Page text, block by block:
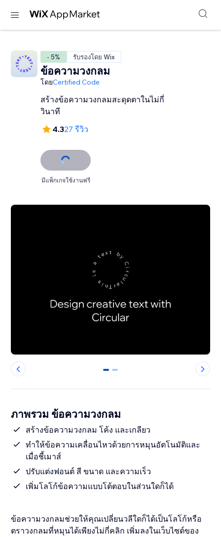
- 5% รับรองโดย Wix
ข้อความวงกลม
โดยCertified Code
สร้างข้อความวงกลมสะดุดตาในไม่กี่
วินาที
4.327 รีวิว
มีแพ็กเกจใช้งานฟรี
0 1
ภาพรวม ข้อความวงกลม
สร้างข้อความวงกลม โค้ง และเกลียว
ทำให้ข้อความเคลื่อนไหวด้วยการหมุนอัตโนมัติและ
เมื่อชี้เมาส์
ปรับแต่งฟอนต์ สี ขนาด และความเร็ว
เพิ่มโลโก้ข้อความแบบโต้ตอบในส่วนใดก็ได้
ข้อความวงกลมช่วยให้คุณเปลี่ยนวลีใดก็ได้เป็นโลโก้หรือ
ตราวงกลมที่หมุนได้เพียงไม่กี่คลิก เพิ่มลงในเว็บไซต์ของ